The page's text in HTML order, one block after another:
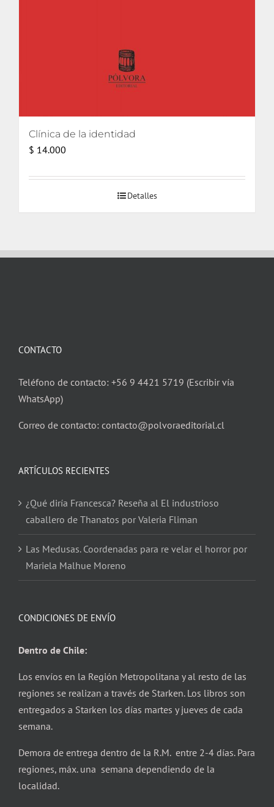
Clínica de la identidad
$ 14.000
Detalles
CONTACTO
Teléfono de contacto: +56 9 4421 5719 (Escribir vía
WhatsApp)
Correo de contacto: contacto@polvoraeditorial.cl
ARTÍCULOS RECIENTES
¿Qué diría Francesca? Reseña al El industrioso
caballero de Thanatos por Valeria Fliman
Las Medusas. Coordenadas para re velar el horror por
Mariela Malhue Moreno
CONDICIONES DE ENVÍO
Dentro de Chile:
Los envíos en la Región Metropolitana y al resto de las
regiones se realizan a través de Starken. Los libros son
entregados a Starken los días martes y jueves de cada
semana.
Demora de entrega dentro de la R.M. entre 2-4 días. Para
regiones, máx. una semana dependiendo de la
localidad.